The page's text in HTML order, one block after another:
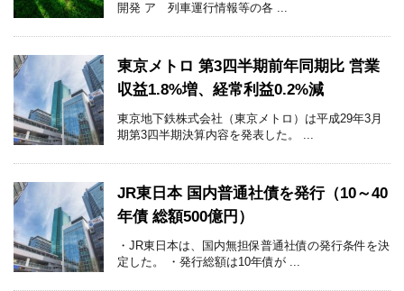
開発 ア 列車運行情報等の各 ...
東京メトロ 第3四半期前年同期比 営業
収益1.8%増、経常利益0.2%減
東京地下鉄株式会社（東京メトロ）は平成29年3月
期第3四半期決算内容を発表した。 ...
JR東日本 国内普通社債を発行（10～40
年債 総額500億円）
・JR東日本は、国内無担保普通社債の発行条件を決
定した。 ・発行総額は10年債が ...